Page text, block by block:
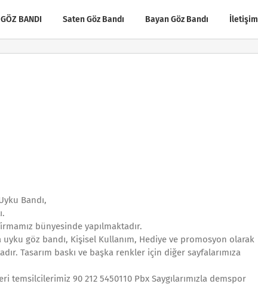
GÖZ BANDI Saten Göz Bandı Bayan Göz Bandı İletişim
Bandı,
bünyesinde yapılmaktadır.
göz bandı, Kişisel Kullanım, Hediye ve promosyon olarak
Tasarım baskı ve başka renkler için diğer sayfalarımıza
90 212 5450110 Pbx Saygılarımızla demspor